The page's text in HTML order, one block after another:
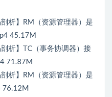
析】RM（资源管理器）是
45.17M
析】TC（事务协调器）接
71.87M
析】RM（资源管理器）是
76.12M